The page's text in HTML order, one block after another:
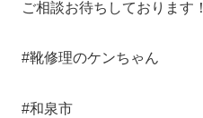
ご相談お待ちしております！
#靴修理のケンちゃん
#和泉市